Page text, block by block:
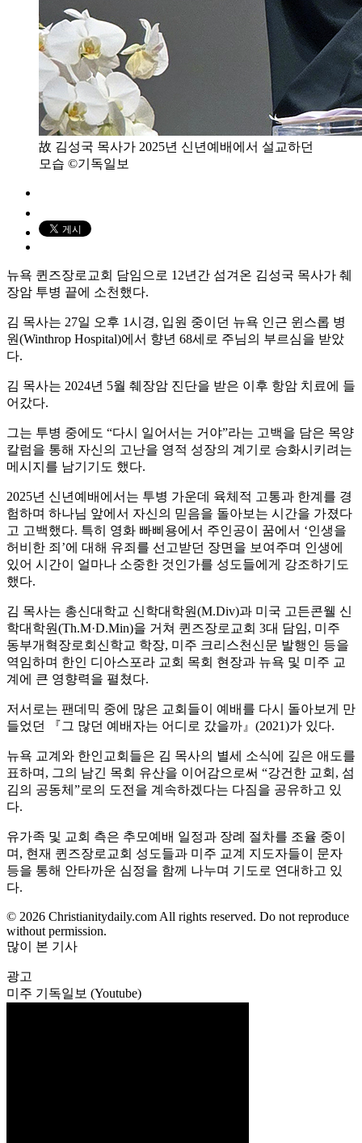
故 김성국 목사가 2025년 신년예배에서 설교하던
모습 ©기독일보
뉴욕 퀸즈장로교회 담임으로 12년간 섬겨온 김성국 목사가 췌
장암 투병 끝에 소천했다.
김 목사는 27일 오후 1시경, 입원 중이던 뉴욕 인근 윈스롭 병
원(Winthrop Hospital)에서 향년 68세로 주님의 부르심을 받았
다.
김 목사는 2024년 5월 췌장암 진단을 받은 이후 항암 치료에 들
어갔다.
그는 투병 중에도 “다시 일어서는 거야”라는 고백을 담은 목양
칼럼을 통해 자신의 고난을 영적 성장의 계기로 승화시키려는
메시지를 남기기도 했다.
2025년 신년예배에서는 투병 가운데 육체적 고통과 한계를 경
험하며 하나님 앞에서 자신의 믿음을 돌아보는 시간을 가졌다
고 고백했다. 특히 영화 빠삐용에서 주인공이 꿈에서 ‘인생을
허비한 죄’에 대해 유죄를 선고받던 장면을 보여주며 인생에
있어 시간이 얼마나 소중한 것인가를 성도들에게 강조하기도
했다.
김 목사는 총신대학교 신학대학원(M.Div)과 미국 고든콘웰 신
학대학원(Th.M·D.Min)을 거쳐 퀸즈장로교회 3대 담임, 미주
동부개혁장로회신학교 학장, 미주 크리스천신문 발행인 등을
역임하며 한인 디아스포라 교회 목회 현장과 뉴욕 및 미주 교
계에 큰 영향력을 펼쳤다.
저서로는 팬데믹 중에 많은 교회들이 예배를 다시 돌아보게 만
들었던 『그 많던 예배자는 어디로 갔을까』(2021)가 있다.
뉴욕 교계와 한인교회들은 김 목사의 별세 소식에 깊은 애도를
표하며, 그의 남긴 목회 유산을 이어감으로써 “강건한 교회, 섬
김의 공동체”로의 도전을 계속하겠다는 다짐을 공유하고 있
다.
유가족 및 교회 측은 추모예배 일정과 장례 절차를 조율 중이
며, 현재 퀸즈장로교회 성도들과 미주 교계 지도자들이 문자
등을 통해 안타까운 심정을 함께 나누며 기도로 연대하고 있
다.
© 2026 Christianitydaily.com All rights reserved. Do not reproduce
without permission.
많이 본 기사
광고
미주 기독일보 (Youtube)